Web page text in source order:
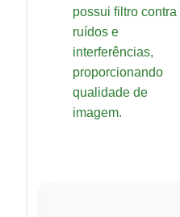
possui filtro contra
ruídos e
interferências,
proporcionando
qualidade de
imagem.